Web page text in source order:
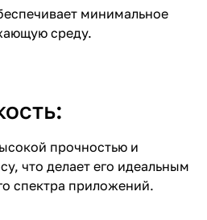
минимальное
среду.
прочностью и
что делает его идеальным
спектра приложений.